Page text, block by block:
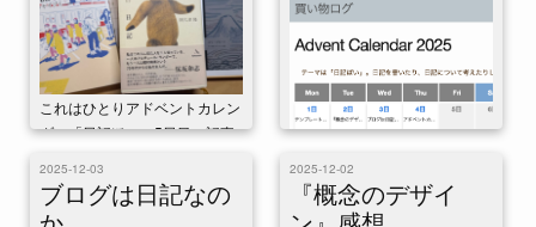
い、「読者を想定し...
これはひとりアドベントカレン
ダー「日記ぽい」5日目の記事
らなくなったので日記本を読ん
でいます。 日記...
これはひとりアドベントカレン
ダー「日記ぽい」4日目の記事
2025-12-03
ブログは日記なの
2025-12-02
『概念のデザイ